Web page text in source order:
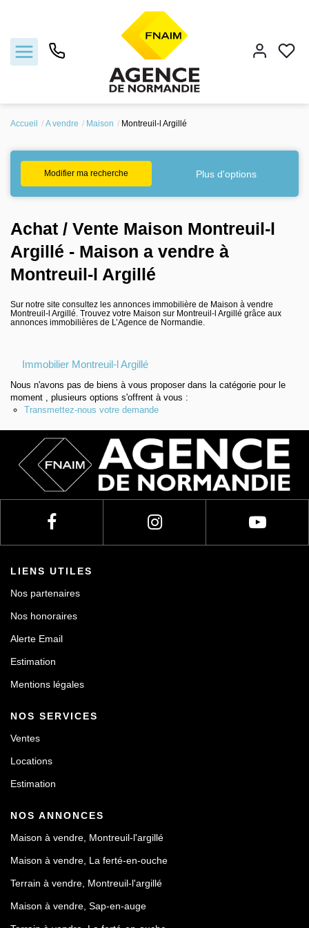
Estimer
Services
Votre agence
Accueil A vendre Maison Montreuil-l Argillé
Modifier ma recherche Plus d'options
Achat / Vente Maison Montreuil-l
Argillé - Maison a vendre à
Montreuil-l Argillé
Sur notre site consultez les annonces immobilière de Maison à vendre
Montreuil-l Argillé. Trouvez votre Maison sur Montreuil-l Argillé grâce aux
annonces immobilières de L’Agence de Normandie.
Immobilier Montreuil-l Argillé
Nous n'avons pas de biens à vous proposer dans la catégorie pour le
moment , plusieurs options s'offrent à vous :
Transmettez-nous votre demande
LIENS UTILES
Nos partenaires
Nos honoraires
Alerte Email
Estimation
Mentions légales
NOS SERVICES
Ventes
Locations
Estimation
NOS ANNONCES
Maison à vendre, Montreuil-l'argillé
Maison à vendre, La ferté-en-ouche
Terrain à vendre, Montreuil-l'argillé
Maison à vendre, Sap-en-auge